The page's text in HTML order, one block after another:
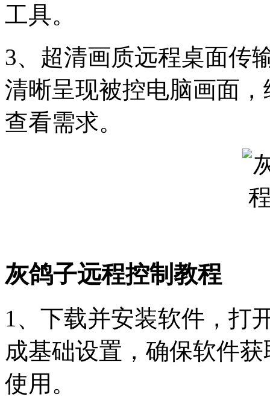
工具。
3、超清画质远程桌面传
清晰呈现被控电脑画面
查看需求。
灰鸽子远程控制教程
1、下载并安装软件，打
成基础设置，确保软件
使用。